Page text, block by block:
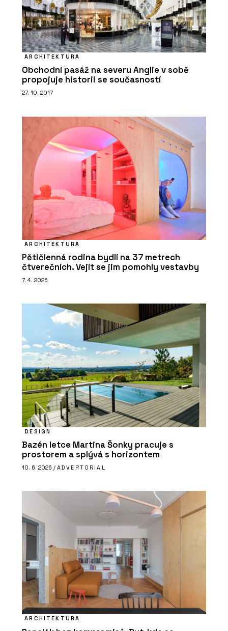
ARCHITEKTURA
Obchodní pasáž na severu Anglie v sobě
propojuje historii se současností
27. 10. 2017
ARCHITEKTURA
Pětičlenná rodina bydlí na 37 metrech
čtverečních. Vejít se jim pomohly vestavby
7. 4. 2026
DESIGN
Bazén letce Martina Šonky pracuje s
prostorem a splývá s horizontem
10. 6. 2026 / ADVERTORIAL
ARCHITEKTURA